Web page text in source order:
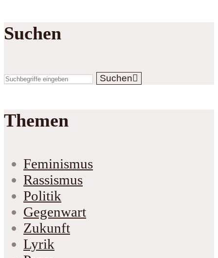
Suchen
Suchen
Themen
Feminismus
Rassismus
Politik
Gegenwart
Zukunft
Lyrik